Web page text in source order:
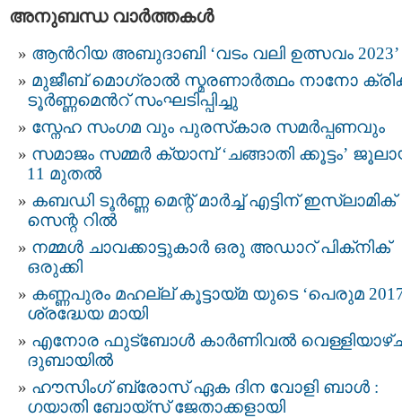
അനുബന്ധ വാര്‍ത്തകള്‍
ആൻറിയ അബുദാബി ‘വടം വലി ഉത്സവം 2023’
മുജീബ് മൊഗ്രാൽ സ്മരണാര്‍ത്ഥം നാനോ
ടൂർണ്ണമെന്‍റ് സംഘടിപ്പിച്ചു
സ്നേഹ സംഗമ വും പുരസ്‌കാര സമർപ്പണവും
സമാജം സമ്മര്‍ ക്യാമ്പ് ‘ചങ്ങാതി ക്കൂട്ടം’
11 മുതല്‍
കബഡി ടൂർണ്ണ മെന്റ് മാർച്ച് എട്ടിന് ഇസ്‌ലാമിക്
സെന്റ റിൽ
നമ്മള്‍ ചാവക്കാട്ടുകാര്‍ ഒരു അഡാറ് പിക്‌നിക്
ഒരുക്കി
കണ്ണപുരം മഹല്ല് കൂട്ടായ്മ യുടെ ‘പെരുമ
ശ്രദ്ധേയ മായി
എനോര ഫുട്‍ബോൾ കാർണിവൽ
ദുബായിൽ
ഹൗസിംഗ് ബ്രോസ് ഏക ദിന വോളി ബാള്‍ :
ഗയാതി ബോയ്സ് ജേതാക്കളായി